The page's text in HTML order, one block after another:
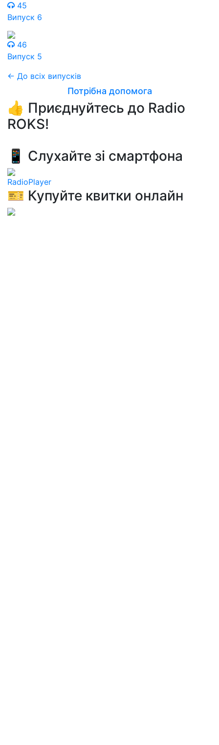
45
Випуск 6
46
Випуск 5
← До всіх випусків
Потрібна допомога
👍 Приєднуйтесь до Radio
ROKS!
📱 Слухайте зі смартфона
RadioPlayer
🎫 Купуйте квитки онлайн